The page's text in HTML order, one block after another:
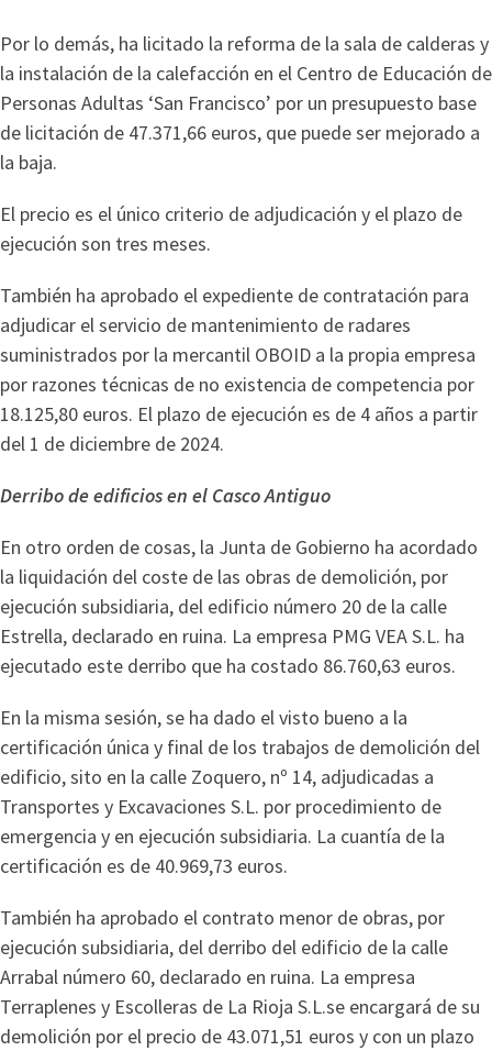
Por lo demás, ha licitado la reforma de la sala de calderas y
la instalación de la calefacción en el Centro de Educación de
Personas Adultas ‘San Francisco’ por un presupuesto base
de licitación de 47.371,66 euros, que puede ser mejorado a
la baja.
El precio es el único criterio de adjudicación y el plazo de
ejecución son tres meses.
También ha aprobado el expediente de contratación para
adjudicar el servicio de mantenimiento de radares
suministrados por la mercantil OBOID a la propia empresa
por razones técnicas de no existencia de competencia por
18.125,80 euros. El plazo de ejecución es de 4 años a partir
del 1 de diciembre de 2024.
Derribo de edificios en el Casco Antiguo
En otro orden de cosas, la Junta de Gobierno ha acordado
la liquidación del coste de las obras de demolición, por
ejecución subsidiaria, del edificio número 20 de la calle
Estrella, declarado en ruina. La empresa PMG VEA S.L. ha
ejecutado este derribo que ha costado 86.760,63 euros.
En la misma sesión, se ha dado el visto bueno a la
certificación única y final de los trabajos de demolición del
edificio, sito en la calle Zoquero, nº 14, adjudicadas a
Transportes y Excavaciones S.L. por procedimiento de
emergencia y en ejecución subsidiaria. La cuantía de la
certificación es de 40.969,73 euros.
También ha aprobado el contrato menor de obras, por
ejecución subsidiaria, del derribo del edificio de la calle
Arrabal número 60, declarado en ruina. La empresa
Terraplenes y Escolleras de La Rioja S.L.se encargará de su
demolición por el precio de 43.071,51 euros y con un plazo